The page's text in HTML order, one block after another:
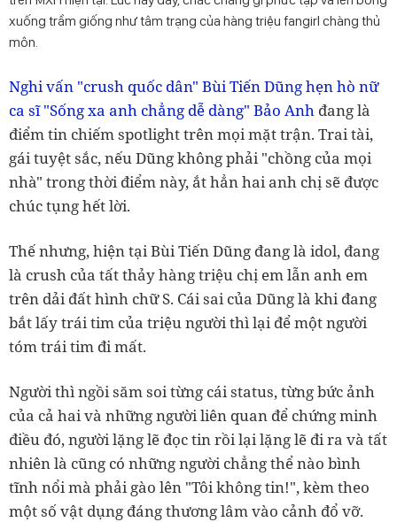
xuống trầm giống như tâm trạng của hàng triệu fangirl chàng thủ
môn.
Nghi vấn "crush quốc dân" Bùi Tiến Dũng hẹn hò nữ
ca sĩ "Sống xa anh chẳng dễ dàng" Bảo Anh đang là
điểm tin chiếm spotlight trên mọi mặt trận. Trai tài,
gái tuyệt sắc, nếu Dũng không phải "chồng của mọi
nhà" trong thời điểm này, ắt hẳn hai anh chị sẽ được
chúc tụng hết lời.
Thế nhưng, hiện tại Bùi Tiến Dũng đang là idol, đang
là crush của tất thảy hàng triệu chị em lẫn anh em
trên dải đất hình chữ S. Cái sai của Dũng là khi đang
bắt lấy trái tim của triệu người thì lại để một người
tóm trái tim đi mất.
Người thì ngồi săm soi từng cái status, từng bức ảnh
của cả hai và những người liên quan để chứng minh
điều đó, người lặng lẽ đọc tin rồi lại lặng lẽ đi ra và tất
nhiên là cũng có những người chẳng thể nào bình
tĩnh nổi mà phải gào lên "Tôi không tin!", kèm theo
một số vật dụng đáng thương lâm vào cảnh đổ vỡ.